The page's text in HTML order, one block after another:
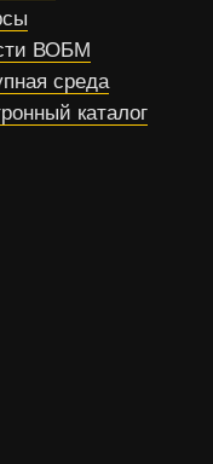
ВОБМ
среда
каталог